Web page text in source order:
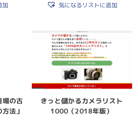
加 気になるリストに追加
場の古
法」
きっと儲かるカメラリスト
1000（2018年版）